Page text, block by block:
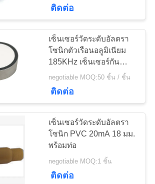
ก
22
อร์อัลตราโซ
10
ติดต่อ
เซ็นเซอร์วัดระดับอัลตรา
โซนิกตัวเรือนอลูมิเนียม
185KHz เซ็นเซอร์กันน้ำ
อัลตราโซนิก
negotiable MOQ:50 ชิ้น / ชิ้น
ติดต่อ
เซ็นเซอร์วัดระดับอัลตรา
โซนิก PVC 20mA 18 มม.
พร้อมท่อ
negotiable MOQ:1 ชิ้น
ติดต่อ